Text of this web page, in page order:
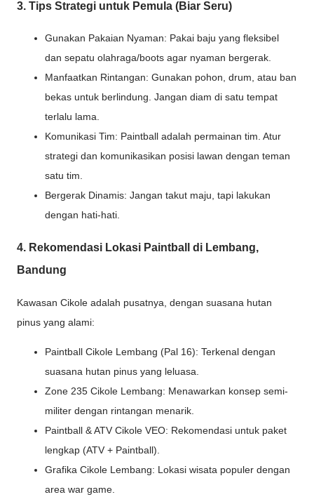
3. Tips Strategi untuk Pemula (Biar Seru)
Gunakan Pakaian Nyaman: Pakai baju yang fleksibel
dan sepatu olahraga/boots agar nyaman bergerak.
Manfaatkan Rintangan: Gunakan pohon, drum, atau ban
bekas untuk berlindung. Jangan diam di satu tempat
terlalu lama.
Komunikasi Tim: Paintball adalah permainan tim. Atur
strategi dan komunikasikan posisi lawan dengan teman
satu tim.
Bergerak Dinamis: Jangan takut maju, tapi lakukan
dengan hati-hati.
4. Rekomendasi Lokasi Paintball di Lembang,
Bandung
Kawasan Cikole adalah pusatnya, dengan suasana hutan
pinus yang alami:
Paintball Cikole Lembang (Pal 16): Terkenal dengan
suasana hutan pinus yang leluasa.
Zone 235 Cikole Lembang: Menawarkan konsep semi-
militer dengan rintangan menarik.
Paintball & ATV Cikole VEO: Rekomendasi untuk paket
lengkap (ATV + Paintball).
Grafika Cikole Lembang: Lokasi wisata populer dengan
area war game.